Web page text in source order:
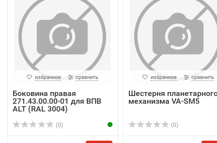
избранное сравнить
Боковина правая
271.43.00.00-01 для ВПВ
ALT (RAL 3004)
(0)
избранное сравнить
Шестерня
механизма VA-SM5
(0)